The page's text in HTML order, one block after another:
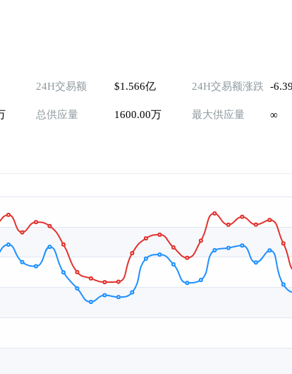
24H交易额 $1.566亿 24H交易额涨跌 -
总供应量 1600.00万 最大供应量 ∞